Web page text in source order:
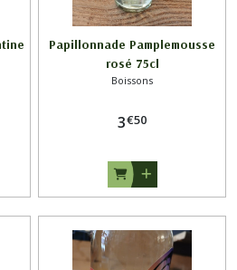
Papillonnade Pamplemousse
rosé 75cl
Boissons
3€50